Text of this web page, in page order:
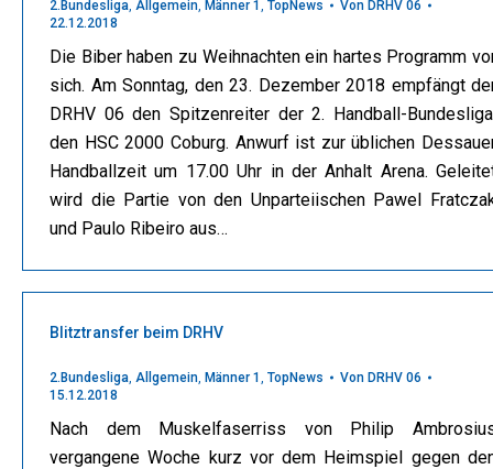
2.Bundesliga, Allgemein, Männer 1 , TopNews Von DRHV 06
22.12.2018
Die Biber haben zu Weihnachten ein hartes Programm
sich. Am Sonntag, den 23. Dezember 2018 empfängt
DRHV 06 den Spitzenreiter der 2. Handball-
den HSC 2000 Coburg. Anwurf ist zur üblichen
Handballzeit um 17.00 Uhr in der Anhalt Arena.
wird die Partie von den Unparteiischen Pawel
und Paulo Ribeiro aus…
Blitztransfer beim DRHV
2.Bundesliga Allgemein Männer 1 TopNews Von DRHV 06
15.12.2018
Nach dem Muskelfaserriss von Philip
vergangene Woche kurz vor dem Heimspiel gegen